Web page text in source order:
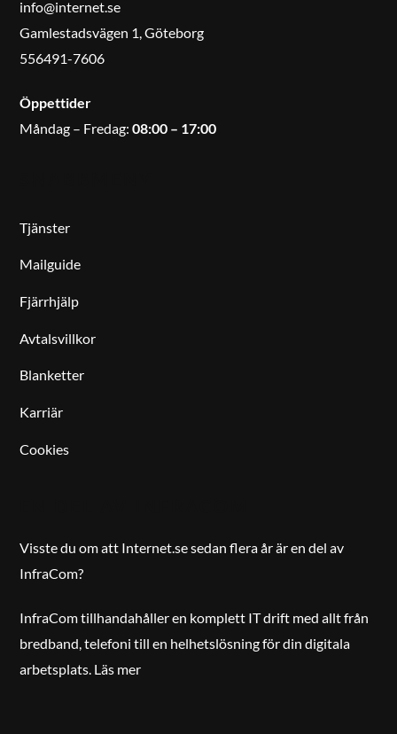
info@internet.se
Gamlestadsvägen 1, Göteborg
556491-7606
Öppettider
Måndag – Fredag:08:00 – 17:00
Tjänster
Mailguide
Fjärrhjälp
Avtalsvillkor
Blanketter
Karriär
Cookies
Visste du om att Internet.se sedan flera år är en del av
InfraCom?
InfraCom tillhandahåller en komplett IT drift med allt från
bredband, telefoni till en helhetslösning för din digitala
arbetsplats. Läs mer